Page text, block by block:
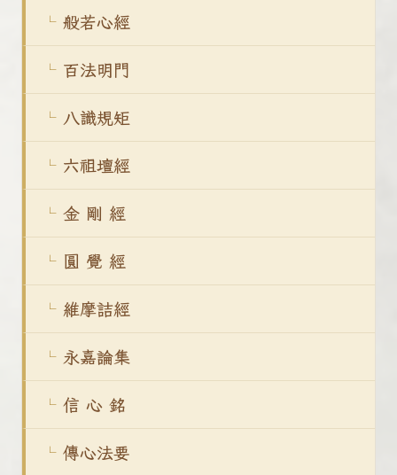
般若心經
百法明門
八識規矩
六祖壇經
金 剛 經
圓 覺 經
維摩詰經
永嘉論集
信 心 銘
傳心法要